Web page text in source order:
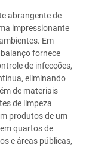
abrangente de
impressionante
Em
fornece
de infecções,
eliminando
de materiais
de limpeza
produtos de um
quartos de
e áreas públicas,